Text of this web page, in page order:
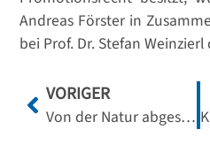
Andreas Förster in
bei Prof. Dr. Stefan
VORIGER
Von der Natur abgeschaut